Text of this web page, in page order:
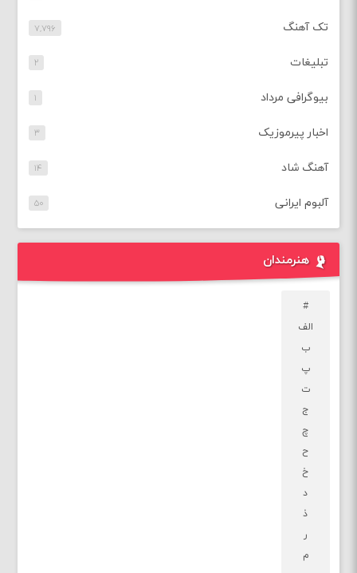
تک آهنگ ۷,۷۹۶
تبلیغات ۲
بیوگرافی مرداد ۱
اخبار پیرموزیک ۳
آهنگ شاد ۱۴
آلبوم ایرانی ۵۰
هنرمندان
#
الف
ب
پ
ت
ج
چ
ح
خ
د
ذ
ر
م